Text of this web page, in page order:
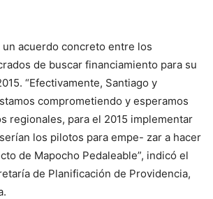
un acuerdo concreto entre los
de buscar financiamiento para su
“Efectivamente, Santiago y
comprometiendo y esperamos
regionales, para el 2015 implementar
los pilotos para empe- zar a hacer
de Mapocho Pedaleable”, indicó el
de Planificación de Providencia,